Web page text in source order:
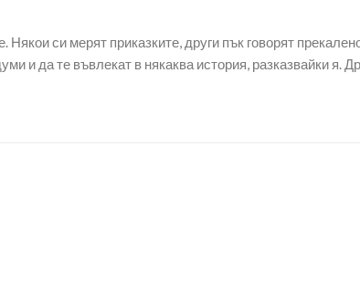
си мерят приказките, други пък говорят
и да те въвлекат в някаква история, разказвайки я.